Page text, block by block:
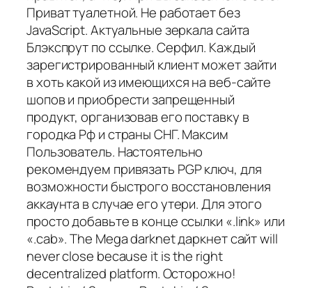
Приват туалетной. Не работает без
JavaScript. Актуальные зеркала сайта
Блэкспрут по ссылке. Серфил. Каждый
зарегистрированный клиент может зайти
в хоть какой из имеющихся на веб-сайте
шопов и приобрести запрещенный
продукт, организовав его поставку в
городка Рф и страны СНГ. Максим
Пользователь. Настоятельно
рекомендуем привязать PGP ключ, для
возможности быстрого восстановления
аккаунта в случае его утери. Для этого
просто добавьте в конце ссылки «.link» или
«.cab». The Mega darknet даркнет сайт will
never close because it is the right
decentralized platform. Осторожно!